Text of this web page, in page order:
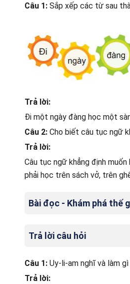
Câu 1: Sắp xếp các từ sau
Trả lời:
Đi một ngày đàng học một
Câu 2: Cho biết câu tục ngữ
Trả lời:
Câu tục ngữ khẳng định
phải học trên sách vở, trên
Bài đọc - Khám phá
Trả lời câu hỏi
Câu 1: Uy-li-am nghĩ và làm
Trả lời: